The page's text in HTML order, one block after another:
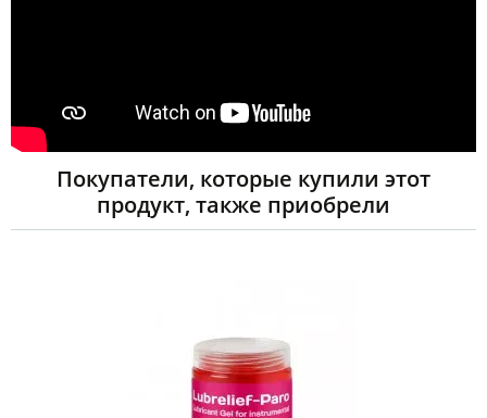
Покупатели, которые купили этот
продукт, также приобрели